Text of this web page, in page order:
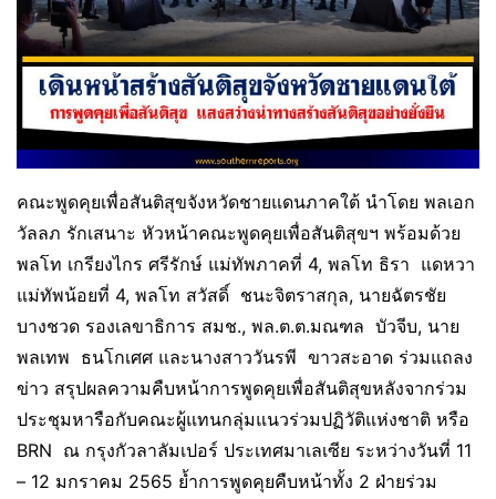
คณะพูดคุยเพื่อสันติสุขจังหวัดชายแดนภาคใต้​ นำโดย​ พลเอก
วัลลภ รักเสนาะ​ หัวหน้าคณะพูดคุยเพื่อสันติสุข​ฯ​ พร้อมด้วย​
พลโท เกรียงไกร​ ศรีรักษ์​ แม่ทัพภาคที่​ 4, พลโท ธิรา แดหวา​
แม่ทัพน้อยที่​ 4,​ พลโท​ สวัสดิ์​ ชนะจิตราสกุล​, นายฉัตรชัย​
บางชวด​ รองเลขาธิการ​ สมช.,​ พล.ต.ต.มณฑล​ บัวจีบ​, นาย
พลเทพ​ ธนโกเศศ​ และ​นางสาววันรพี ขาวสะอาด​ ร่วมแถลง
ข่าว​ สรุปผลความคืบหน้า​การพูดคุยเพื่อสันติสุข​หลังจากร่วม
ประชุมหารือกับคณะผู้แทนกลุ่มแนวร่วม​ปฏิวัติแห่งชาติ​ หรือ​
BRN​ ณ กรุงกัวลาลัมเปอร์ ประเทศมาเลเซีย​ ระหว่างวันที่​ 11
– 12​ มกราคม​ 2565 ย้ำการพูดคุยคืบหน้า​ทั้ง​ 2 ฝ่ายร่วม